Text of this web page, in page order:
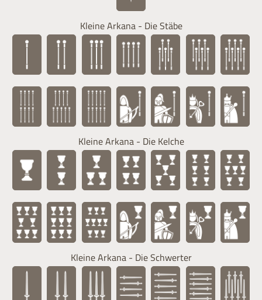
Kleine Arkana - Die Stäbe
Kleine Arkana - Die Kelche
Kleine Arkana - Die Schwerter